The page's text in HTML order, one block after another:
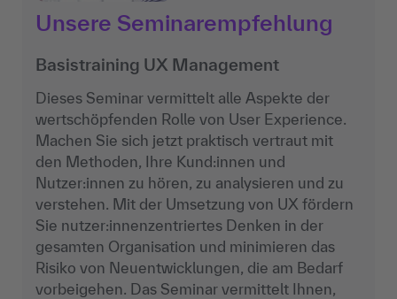
Unsere Seminarempfehlung
Basistraining UX Management
Dieses Seminar vermittelt alle Aspekte der
wertschöpfenden Rolle von User Experience.
Machen Sie sich jetzt praktisch vertraut mit
den Methoden, Ihre Kund:innen und
Nutzer:innen zu hören, zu analysieren und zu
verstehen. Mit der Umsetzung von UX fördern
Sie nutzer:innenzentriertes Denken in der
gesamten Organisation und minimieren das
Risiko von Neuentwicklungen, die am Bedarf
vorbeigehen. Das Seminar vermittelt Ihnen,